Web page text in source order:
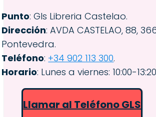
Punto: Gls Libreria Castelao.
Dirección: AVDA CASTELAO, 88,
Pontevedra.
Teléfono: +34 902 113 300.
Horario: Lunes a viernes: 10:00-
Llamar al Teléfono GLS